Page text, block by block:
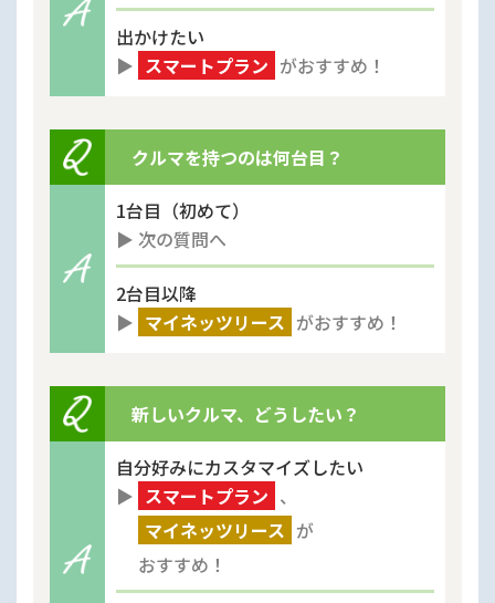
出かけたい
▶︎ スマートプラン がおすすめ！
クルマを持つのは何台目？
1台目（初めて）
▶︎ 次の質問へ
2台目以降
▶︎ マイネッツリース がおすすめ！
新しいクルマ、どうしたい？
自分好みにカスタマイズしたい
▶︎ スマートプラン 、
マイネッツリース が
おすすめ！